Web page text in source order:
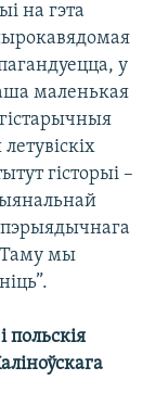
на гэта
у
маленькая
гісторыі –
пэрыядычнага
Таму мы
польскія